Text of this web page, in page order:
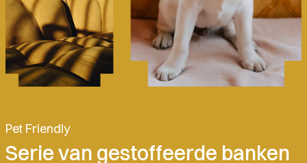
Pet Friendly
Serie van gestoffeerde banken